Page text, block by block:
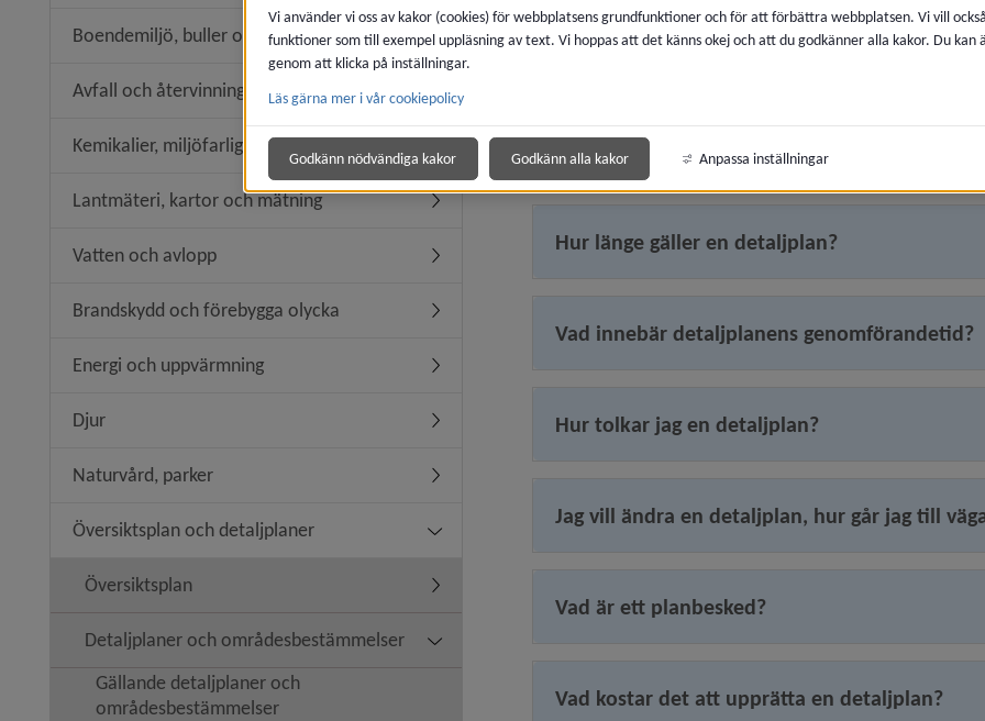
Boendemiljö, buller och luftkvalitet Undermeny för Boendemiljö, buller och luftkvalitet
Avfall och återvinning Undermeny för Avfall och återvinning
Kemikalier, miljöfarlig verksamhet Undermeny för Kemikalier, miljöfarlig verksamhet
Lantmäteri, kartor och mätning Undermeny för Lantmäteri, kartor och mätning
Vatten och avlopp Undermeny för Vatten och avlopp
Brandskydd och förebygga olycka Undermeny för Brandskydd och förebygga olycka
Energi och uppvärmning Undermeny för Energi och uppvärmning
Djur Undermeny för Djur
Naturvård, parker Undermeny för Naturvård, parker
Översiktsplan och detaljplaner Undermeny för Översiktsplan och detaljplaner
Översiktsplan Undermeny för Översiktsplan
Detaljplaner och områdesbestämmelser Undermeny för Detaljplaner och områdesbestämmelser
Gällande detaljplaner och
områdesbestämmelser
Vad är en byggrätt?
Hur länge gäller en detaljplan?
Vad innebär detaljplanens genomförandetid?
Hur tolkar jag en detaljplan?
Jag vill ändra en detaljplan, hur går jag till
Vad är ett planbesked?
Vad kostar det att upprätta en detaljplan?
Vi använder vi oss av kakor (cookies) för webbplatsens grundfunktioner och för att förbättra webbplatsen. Vi vill
funktioner som till exempel uppläsning av text. Vi hoppas att det känns okej och att du godkänner alla kakor. Du kan
genom att klicka på inställningar.
Läs gärna mer i vår cookiepolicy
Godkänn nödvändiga kakor Godkänn alla kakor Anpassa inställningar